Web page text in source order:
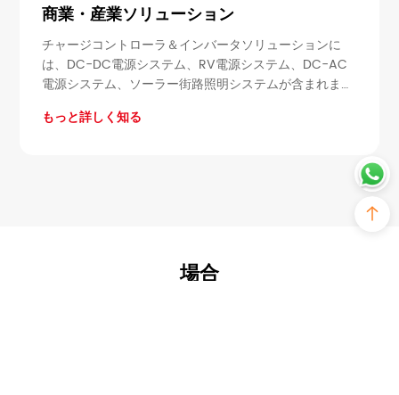
商業・産業ソリューション
チャージコントローラ＆インバータソリューションに
は、DC-DC電源システム、RV電源システム、DC-AC
電源システム、ソーラー街路照明システムが含まれま
特定のアプリケーションに合わせたものであり、さまざ
もっと詳しく知る
場合